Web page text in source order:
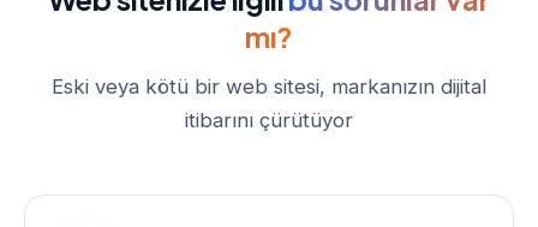
mı?
Eski veya kötü bir web sitesi, markanızın dijital
itibarını çürütüyor